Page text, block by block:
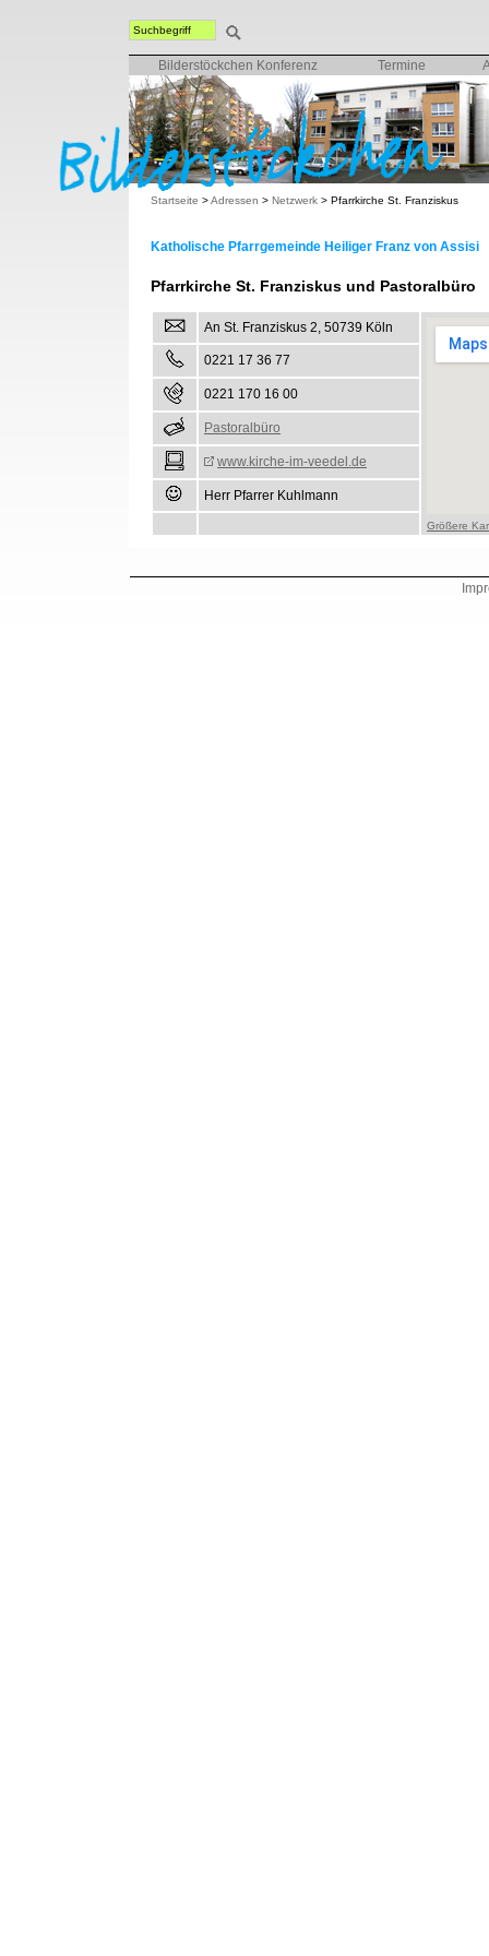
Bilderstöckchen Konferenz Termine
Startseite >Adressen > Netzwerk > Pfarrkirche St. Franziskus
Katholische Pfarrgemeinde Heiliger Franz von Assisi
Pfarrkirche St. Franziskus und Pastoralbüro
An St. Franziskus 2, 50739 Köln
Größere
0221 17 36 77
0221 170 16 00
Pastoralbüro
www.kirche-im-veedel.de
Herr Pfarrer Kuhlmann